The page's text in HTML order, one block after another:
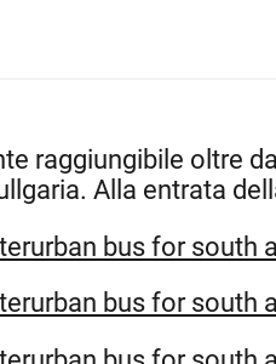
raggiungibile oltre
Alla entrata